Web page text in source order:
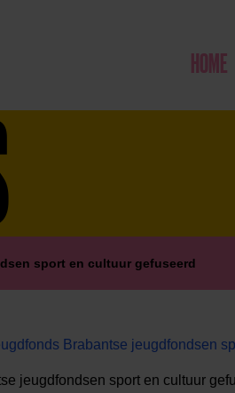
HOME
sport en cultuur gefuseerd
Brabantse jeugdfondsen
jeugdfondsen sport en cultuur